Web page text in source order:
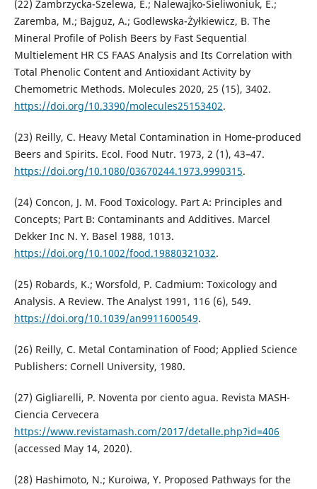
(22) Zambrzycka-Szelewa, E.; Nalewajko-Sieliwoniuk, E.;
Zaremba, M.; Bajguz, A.; Godlewska-Żyłkiewicz, B. The
Mineral Profile of Polish Beers by Fast Sequential
Multielement HR CS FAAS Analysis and Its Correlation with
Total Phenolic Content and Antioxidant Activity by
Chemometric Methods. Molecules 2020, 25 (15), 3402.
https://doi.org/10.3390/molecules25153402.
(23) Reilly, C. Heavy Metal Contamination in Home‐produced
Beers and Spirits. Ecol. Food Nutr. 1973, 2 (1), 43–47.
https://doi.org/10.1080/03670244.1973.9990315.
(24) Concon, J. M. Food Toxicology. Part A: Principles and
Concepts; Part B: Contaminants and Additives. Marcel
Dekker Inc N. Y. Basel 1988, 1013.
https://doi.org/10.1002/food.19880321032.
(25) Robards, K.; Worsfold, P. Cadmium: Toxicology and
Analysis. A Review. The Analyst 1991, 116 (6), 549.
https://doi.org/10.1039/an9911600549.
(26) Reilly, C. Metal Contamination of Food; Applied Science
Publishers: Cornell University, 1980.
(27) Gigliarelli, P. Noventa por ciento agua. Revista MASH-
Ciencia Cervecera
https://www.revistamash.com/2017/detalle.php?id=406
(accessed May 14, 2020).
(28) Hashimoto, N.; Kuroiwa, Y. Proposed Pathways for the